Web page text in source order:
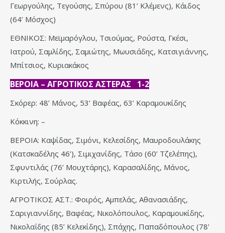
Γεωργούλης, Τεγούσης, Σπύρου (81’ Κλέμενς), Κάιδος
(64’ Μόσχος)
ΕΘΝΙΚΟΣ: Μεϊμαρόγλου, Τσιούμας, Ρούστα, Γκέσι,
Ιατρού, Σαμλίδης, Σαμιώτης, Μωυσιάδης, Κατσιγιάννης,
Μπίτσιος, Κυριακάκος
ΒΕΡΟΙΑ – ΑΓΡΟΤΙΚΟΣ ΑΣΤΕΡΑΣ 1-2
Σκόρερ: 48’ Μάνος, 53’ Βαφέας, 63’ Καραμουκίδης
Κόκκινη: –
ΒΕΡΟΙΑ: Καψίδας, Σιμόνι, Κελεσίδης, Μαυροδουλάκης
(Κατσκαδέλης 46’), Σιμιχανίδης, Τάσο (60’ Τζελέπης),
Σφυντιλάς (76’ Μουχτάρης), Καρασαλίδης, Μάνος,
Κιρτιλής, Σούρλας.
ΑΓΡΟΤΙΚΟΣ ΑΣΤ.: Φοιρός, Αμπελάς, Αθανασιάδης,
Σαριγιαννίδης, Βαφέας, Νικολόπουλος, Καραμουκίδης,
Νικολαΐδης (85’ Κελεκίδης), Σπάχης, Παπαδόπουλος (78’